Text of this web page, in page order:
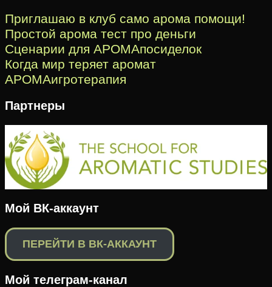
Приглашаю в клуб само арома помощи!
Простой арома тест про деньги
Сценарии для АРОМАпосиделок
Когда мир теряет аромат
АРОМАигротерапия
Партнеры
Мой ВК-аккаунт
ПЕРЕЙТИ В ВК-АККАУНТ
Мой телеграм-канал